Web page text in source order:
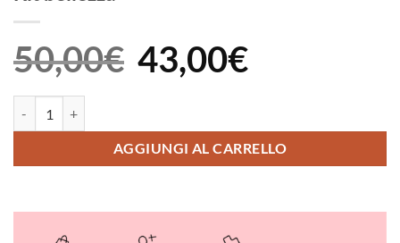
50,00€
prezzo
originale
43,00€Il
AGGIUNGI AL CARRELLO